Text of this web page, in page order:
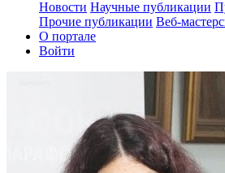
Новости Научные публикации
Прочие публикации Веб-
О портале
Войти